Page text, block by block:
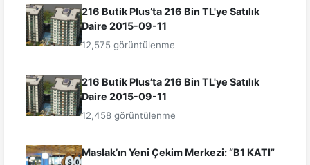
216 Butik Plus’ta 216 Bin TL'ye Satılık
Daire 2015-09-11
12,575 görüntülenme
216 Butik Plus’ta 216 Bin TL'ye Satılık
Daire 2015-09-11
12,458 görüntülenme
Maslak’ın Yeni Çekim Merkezi: “B1 KATI”